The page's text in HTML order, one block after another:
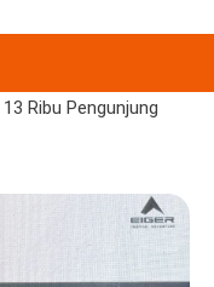
Ribu Pengunjung